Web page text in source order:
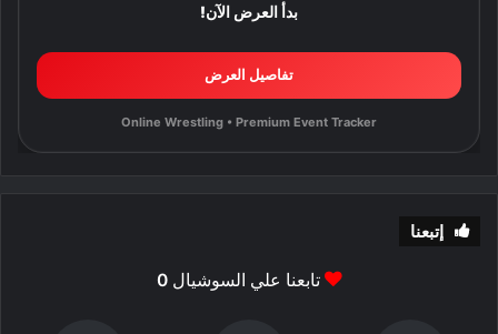
بدأ العرض الآن!
تفاصيل العرض
Online Wrestling • Premium Event Tracker
إتبعنا
تابعنا علي السوشيال0